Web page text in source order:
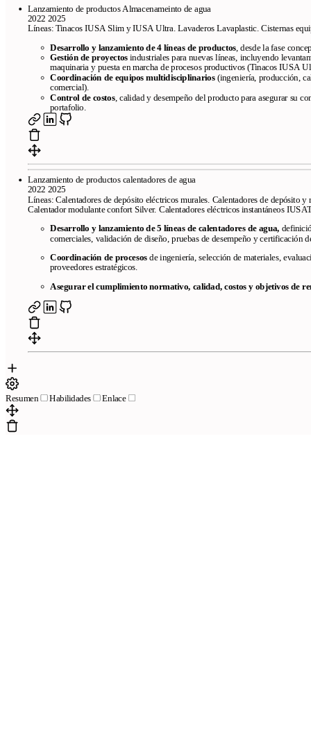
Lanzamiento de productos Almacenameinto de agua
2022 2025
Líneas: Tinacos IUSA Slim y IUSA Ultra. Lavaderos Lavaplastic. Cisternas
Desarrollo y lanzamiento de 4 líneas de productos , desde la fase
Gestión de proyectos industriales para nuevas líneas, incluyendo
maquinaria y puesta en marcha de procesos productivos (Tinacos IUSA
Coordinación de equipos multidisciplinarios(ingeniería, producción,
comercial).
Control de costos, calidad y desempeño del producto para asegurar su
portafolio.
Lanzamiento de productos calentadores de agua
2022 2025
Líneas: Calentadores de depósito eléctricos murales. Calentadores de depósito
Calentador modulante confort Silver. Calentadores eléctricos instantáneos
Desarrollo y lanzamiento de 5 líneas de calentadores de agua,
comerciales, validación de diseño, pruebas de desempeño y certificación
Coordinación de procesos de ingeniería, selección de materiales,
proveedores estratégicos.
Asegurar el cumplimiento normativo, calidad, costos y objetivos de
Resumen Habilidades Enlace